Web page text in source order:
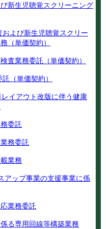
新生児聴覚スクリーニング
よび新生児聴覚スクリー
（単価契約）
査業務委託（単価契約）
（単価契約）
イアウト改版に伴う健康
委託
務委託
業務
アップ事業の支援事業に係
業務委託
る専用回線等構築業務